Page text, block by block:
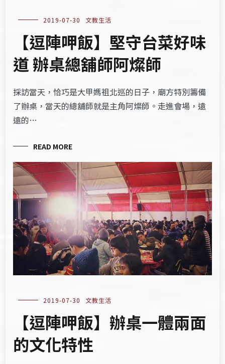
2019-07-30 文教生活
【逗陣呷飯】堅守台菜好味
道 辦桌總舖師阿燦師
採訪當天，恰巧是大甲媽祖北巡的日子，廟方特別籌備
了辦桌，當天的總舖師就是主角阿燦師。走進會場，遠
遠的…
READ MORE
2019-07-30 文教生活
【逗陣呷飯】辦桌一體兩面
的文化特性